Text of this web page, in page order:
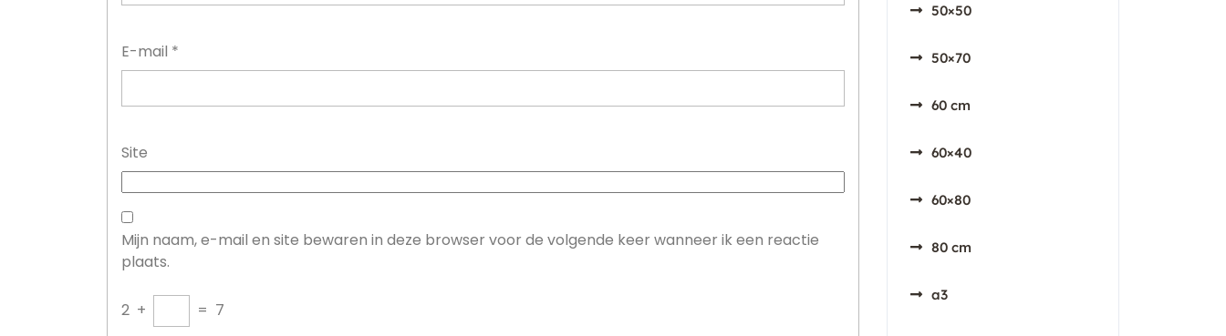
E-mail *
Site
Mijn naam, e-mail en site bewaren in deze browser voor de volgende keer wanneer ik een reactie
plaats.
2 + = 7
50×50
50×70
60 cm
60×40
60×80
80 cm
a3